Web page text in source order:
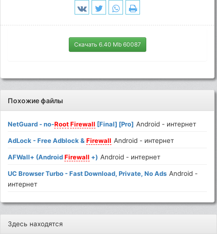
Скачать 6.40 Mb 60087
Похожие файлы
NetGuard - no-Root Firewall [Final] [Pro] Android - интернет
AdLock - Free Adblock &Firewall Android - интернет
AFWall+ (AndroidFirewall +) Android - интернет
UC Browser Turbo - Fast Download, Private, No Ads Android -
интернет
Здесь находятся